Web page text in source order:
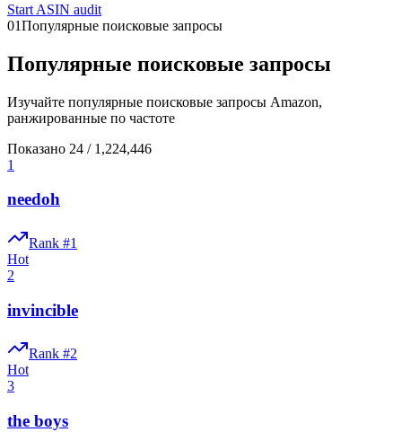
Start ASIN audit
01Популярные поисковые запросы
Популярные поисковые запросы
Изучайте популярные поисковые запросы Amazon,
ранжированные по частоте
Показано 24 / 1,224,446
1
needoh
Rank #1
Hot
2
invincible
Rank #2
Hot
3
the boys